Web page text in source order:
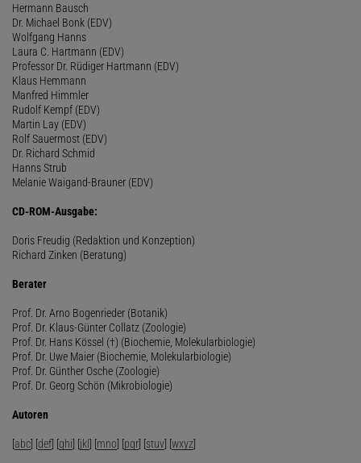
Hermann Bausch
Dr. Michael Bonk (EDV)
Wolfgang Hanns
Laura C. Hartmann (EDV)
Professor Dr. Rüdiger Hartmann (EDV)
Klaus Hemmann
Manfred Himmler
Rudolf Kempf (EDV)
Martin Lay (EDV)
Rolf Sauermost (EDV)
Dr. Richard Schmid
Hanns Strub
Melanie Waigand-Brauner (EDV)
CD-ROM-Ausgabe:
Doris Freudig (Redaktion und Konzeption)
Richard Zinken (Beratung)
Berater
Prof. Dr. Arno Bogenrieder (Botanik)
Prof. Dr. Klaus-Günter Collatz (Zoologie)
Prof. Dr. Hans Kössel (†) (Biochemie, Molekularbiologie)
Prof. Dr. Uwe Maier (Biochemie, Molekularbiologie)
Prof. Dr. Günther Osche (Zoologie)
Prof. Dr. Georg Schön (Mikrobiologie)
Autoren
[abc] [def] [ghi] [jkl] [mno] [pqr] [stuv] [wxyz]